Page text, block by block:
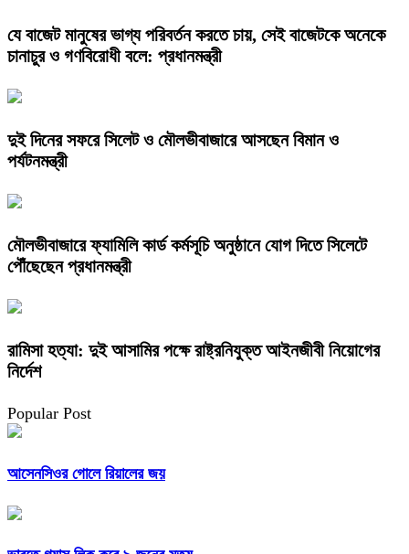
যে বাজেট মানুষের ভাগ্য পরিবর্তন করতে চায়, সেই বাজেটকে অনেকে
চানাচুর ও গণবিরোধী বলে: প্রধানমন্ত্রী
দুই দিনের সফরে সিলেট ও মৌলভীবাজারে আসছেন বিমান ও
পর্যটনমন্ত্রী
মৌলভীবাজারে ফ্যামিলি কার্ড কর্মসূচি অনুষ্ঠানে যোগ দিতে সিলেটে
পৌঁছেছেন প্রধানমন্ত্রী
রামিসা হত্যা: দুই আসামির পক্ষে রাষ্ট্রনিযুক্ত আইনজীবী নিয়োগের
নির্দেশ
Popular Post
আসেনসিওর গোলে রিয়ালের জয়